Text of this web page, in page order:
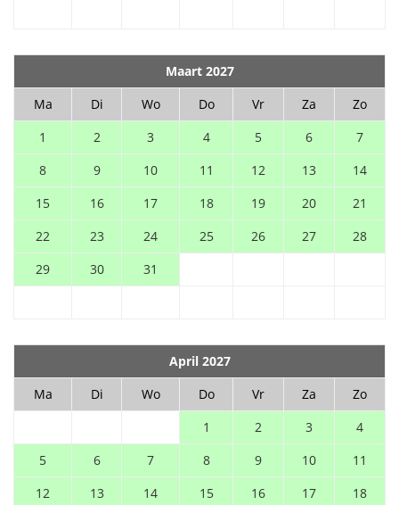
Maart 2027
Ma
Di Wo Do Vr Za
Zo
1
2 3 4 5 6
7
8
9 10 11 12 13
14
15
16 17 18 19 20
21
22
23 24 25 26 27
28
29
30 31
April 2027
Ma
Di Wo Do Vr Za
Zo
1
2 3
4
5
6 7 8 9 10
11
12
13 14 15 16 17
18